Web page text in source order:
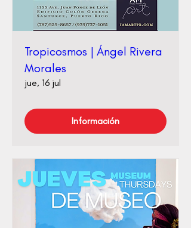
Tropicosmos | Ángel Rivera
Morales
jue, 16 jul
Información